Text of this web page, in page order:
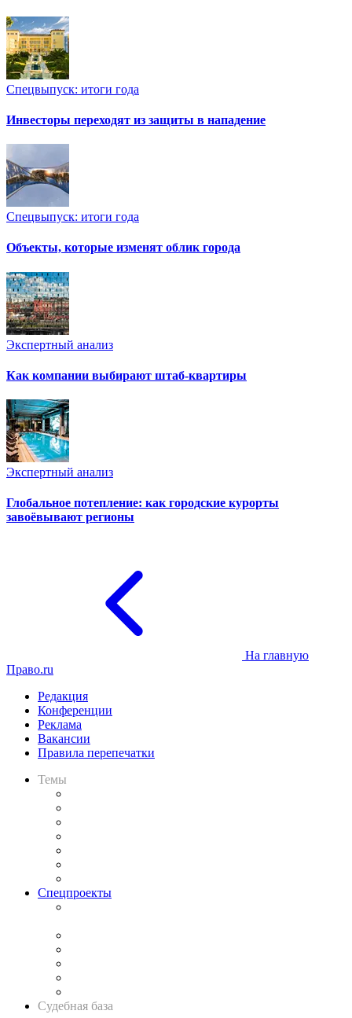
Спецвыпуск: итоги года
Инвесторы переходят из защиты в нападение
Спецвыпуск: итоги года
Объекты, которые изменят облик города
Экспертный анализ
Как компании выбирают штаб-квартиры
Экспертный анализ
Глобальное потепление: как городские курорты
завоёвывают регионы
На главную
Право.ru
Редакция
Конференции
Реклама
Вакансии
Правила перепечатки
Темы
Спецпроекты
Судебная база